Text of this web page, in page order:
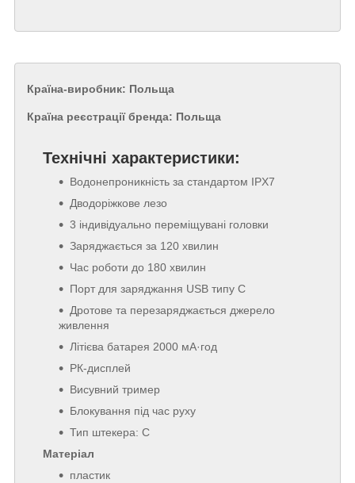
Технічні характеристики:
Водонепроникність за стандартом IPX7
Дводоріжкове лезо
3 індивідуально переміщувані головки
Заряджається за 120 хвилин
Час роботи до 180 хвилин
Порт для заряджання USB типу C
Дротове та перезаряджається джерело
живлення
Літієва батарея 2000 мА·год
РК-дисплей
Висувний тример
Блокування під час руху
Тип штекера: C
Матеріал
пластик
Країна реєстрації бренда: Польща
Країна-виробник: Польща